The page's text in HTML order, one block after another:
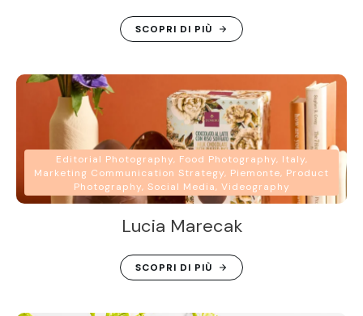
SCOPRI DI PIÙ
Editorial Photography, Food Photography, Italy,
Marketing Communication Strategy, Piemonte, Product
Photography, Social Media, Videography
Lucia Marecak
SCOPRI DI PIÙ